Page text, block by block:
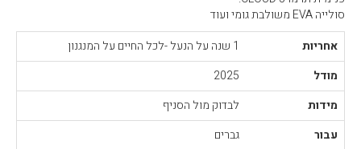
סולייה EVA משולבת גומי ועוד
אחריות
1 שנה על הנעל -לכל החיים על המנגנון
מודל
2025
מידות
לבדוק מול הסניף
עבור
גברים